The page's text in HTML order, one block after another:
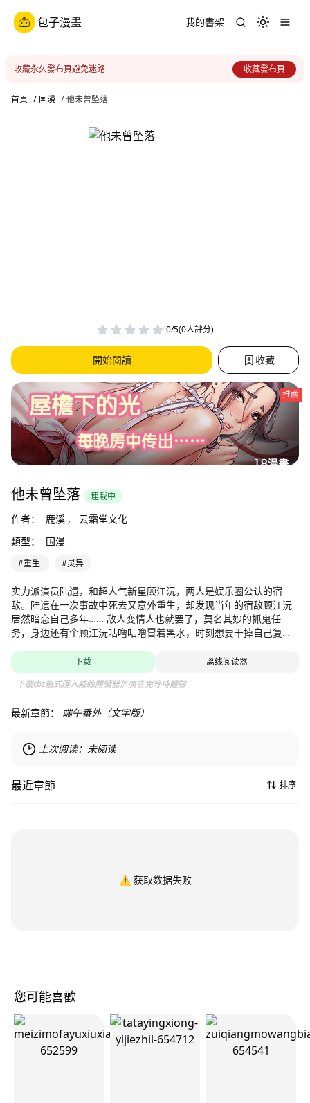
包子漫畫 我的書架 Toggle
收藏永久發布頁避免迷路 收藏發布頁
首頁 / 国漫 / 他未曾坠落
0/5(0人評分)
開始閱讀 收藏
推薦
他未曾坠落 連載中
作者： 鹿溪 ,
云霜堂文化
類型：
国漫
#重生 #灵异
实力派演员陆遗，和超人气新星顾江沅，两人是娱乐圈公认的宿
敌。陆遗在一次事故中死去又意外重生，却发现当年的宿敌顾江沅
居然暗恋自己多年…… 敌人变情人也就罢了，莫名其妙的抓鬼任
务，身边还有个顾江沅咕噜咕噜冒着黑水，时刻想要干掉自己复活
下载
离线阅读器
下載cbz格式匯入離線閱讀器無廣告免等待體驗
最新章節： 端午番外（文字版）
上次阅读： 未阅读
最近章節 排序
⚠️ 获取数据失败
您可能喜歡